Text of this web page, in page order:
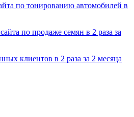
по тонированию автомобилей в
по продаже семян в 2 раза за
клиентов в 2 раза за 2 месяца